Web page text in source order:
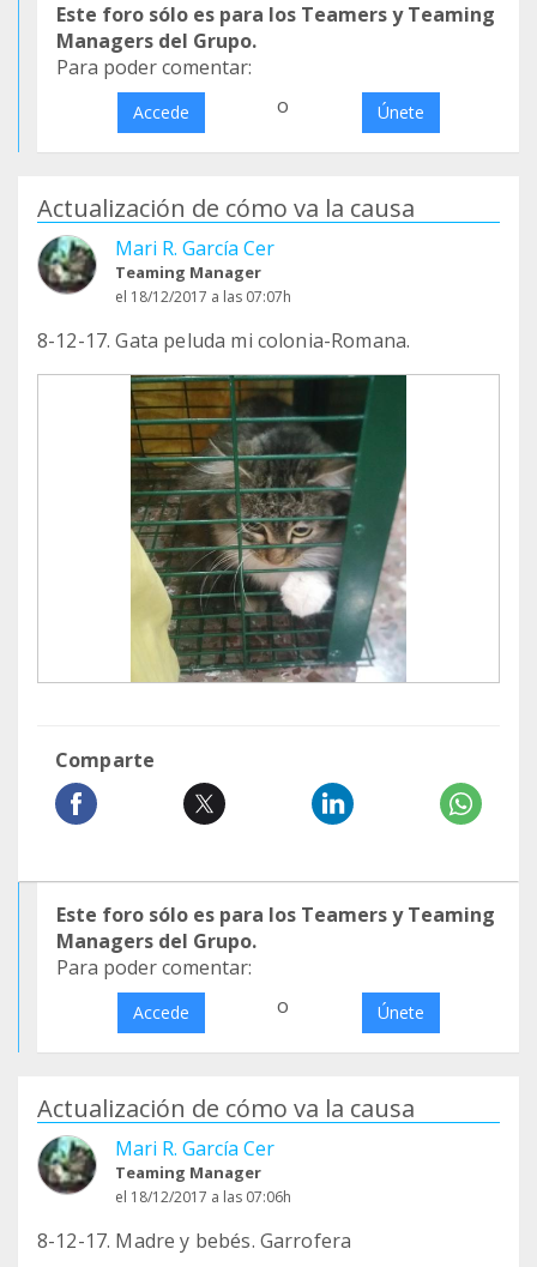
Este foro sólo es para los Teamers y Teaming
Managers del Grupo.
Para poder comentar:
Accede o Únete
Actualización de cómo va la causa
Mari R. García Cer
Teaming Manager
el 18/12/2017 a las 07:07h
8-12-17. Gata peluda mi colonia-Romana.
Comparte
Este foro sólo es para los Teamers y Teaming
Managers del Grupo.
Para poder comentar:
Accede o Únete
Actualización de cómo va la causa
Mari R. García Cer
Teaming Manager
el 18/12/2017 a las 07:06h
8-12-17. Madre y bebés. Garrofera